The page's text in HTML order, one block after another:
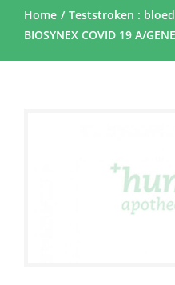
Home
Teststroken :
BIOSYNEX COVID 19 A/